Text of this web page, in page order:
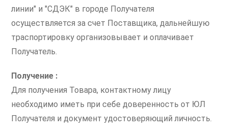
линии" и "СДЭК" в городе Получателя
осуществляется за счет Поставщика, дальнейшую
траспортировку организовывает и оплачивает
Получатель.
Получение :
Для получения Товара, контактному лицу
необходимо иметь при себе доверенность от ЮЛ
Получателя и документ удостоверяющий личность.